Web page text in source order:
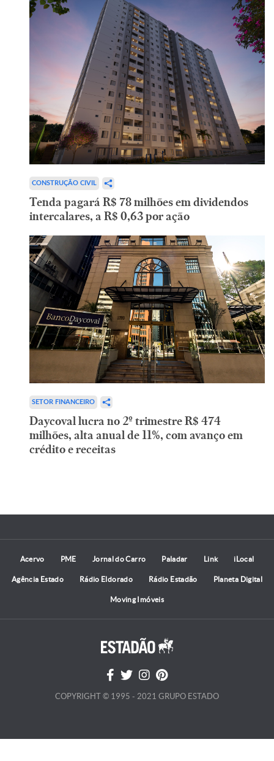
CONSTRUÇÃO CIVIL
Tenda pagará R$ 78 milhões em dividendos
intercalares, a R$ 0,63 por ação
SETOR FINANCEIRO
Daycoval lucra no 2º trimestre R$ 474
milhões, alta anual de 11%, com avanço em
crédito e receitas
Acervo PME Jornal do Carro Paladar Link iLocal
Agência Estado Rádio Eldorado Rádio Estadão Planeta Digital
Moving Imóveis
COPYRIGHT © 1995 - 2021 GRUPO ESTADO